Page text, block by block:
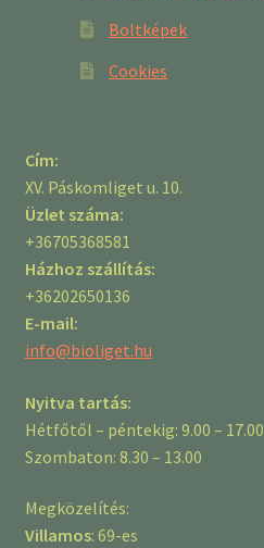
Boltképek
Cookies
Cím:
XV. Páskomliget u. 10.
Üzlet száma:
+36705368581
Házhoz szállítás:
+36202650136
E-mail:
info@bioliget.hu
Nyitva tartás:
Hétfőtől – péntekig: 9.00 – 17.00
Szombaton: 8.30 – 13.00
Megközelítés:
Villamos: 69-es